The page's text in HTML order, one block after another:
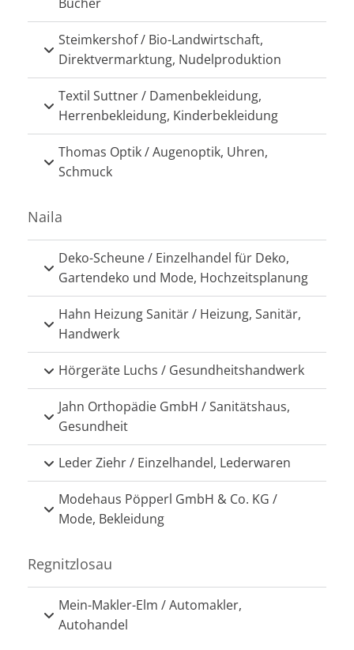
Steimkershof / Bio-Landwirtschaft,
Direktvermarktung, Nudelproduktion
Textil Suttner / Damenbekleidung,
Herrenbekleidung, Kinderbekleidung
Thomas Optik / Augenoptik, Uhren,
Schmuck
Naila
Deko-Scheune / Einzelhandel für Deko,
Gartendeko und Mode, Hochzeitsplanung
Hahn Heizung Sanitär / Heizung, Sanitär,
Handwerk
Hörgeräte Luchs / Gesundheitshandwerk
Jahn Orthopädie GmbH / Sanitätshaus,
Gesundheit
Leder Ziehr / Einzelhandel, Lederwaren
Modehaus Pöpperl GmbH & Co. KG /
Mode, Bekleidung
Regnitzlosau
Mein-Makler-Elm / Automakler,
Autohandel